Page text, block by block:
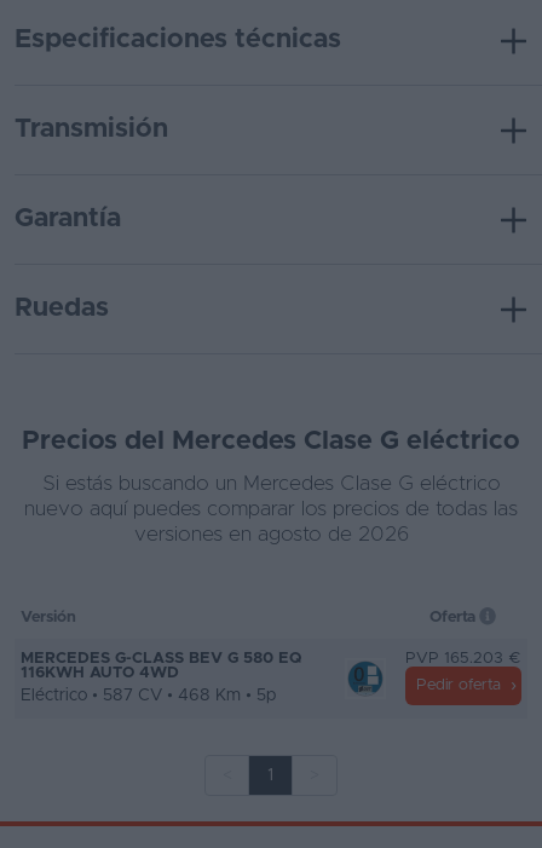
Especificaciones técnicas
Transmisión
Garantía
Ruedas
Precios del Mercedes Clase G eléctrico
Si estás buscando un Mercedes Clase G eléctrico
nuevo aquí puedes comparar los precios de todas las
versiones en agosto de 2026
Versión Oferta
MERCEDES G-CLASS BEV G 580 EQ
116KWH AUTO 4WD
Eléctrico • 587 CV • 468 Km • 5p
PVP 165.203 €
Pedir oferta
1